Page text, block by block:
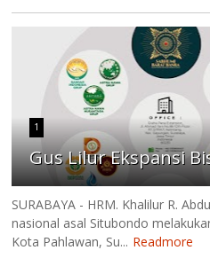
1
Gus Lilur Ekspansi
SURABAYA - HRM. Khalilur R.
nasional asal Situbondo
Kota Pahlawan, Su... Readmore